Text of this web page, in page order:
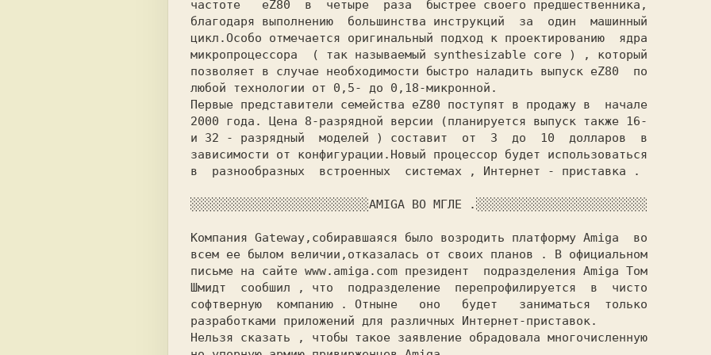
частоте   еZ80  в  четыре  раза  быстрее своего предшественника,
благодаря выполнению  большинства инструкций  за  один  машинный
цикл.Особо отмечается оригинальный подход к проектированию  ядра
микропроцессора  ( так называемый synthesizable core ) , который
позволяет в случае необходимости быстро наладить выпуск еZ80  по
любой технологии от 0,5- до 0,18-микронной.
Первые представители семейства eZ80 поступят в продажу в  начале
2000 года. Цена 8-разрядной версии (планируется выпуск также 16-
и 32 - разрядный  моделей ) составит  от  3  до  10  долларов  в
зависимости от конфигурации.Новый процессор будет использоваться
в  разнообразных  встроенных  системах , Интернет - приставка .
░░░░░░░░░░░░░░░░░░░░░░░░░АMIGA ВО МГЛЕ .░░░░░░░░░░░░░░░░░░░░░░░░
Компания Gateway,собиравшаяся было возродить платформу Amiga  во
всем ее былом величии,отказалась от своих планов . В официальном
письме на сайте www.amiga.com президент  подразделения Amiga Том
Шмидт  сообшил , что  подразделение  перепрофилируется  в  чисто
софтверную  компанию . Отныне   оно   будет   заниматься  только
разработками приложений для различных Интернет-приставок.
Нельзя сказать , чтобы такое заявление обрадовала многочисленную